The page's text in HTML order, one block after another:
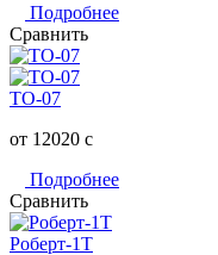
Подробнее
Сравнить
ТО-07
от 12020 c
Подробнее
Сравнить
Роберт-1Т